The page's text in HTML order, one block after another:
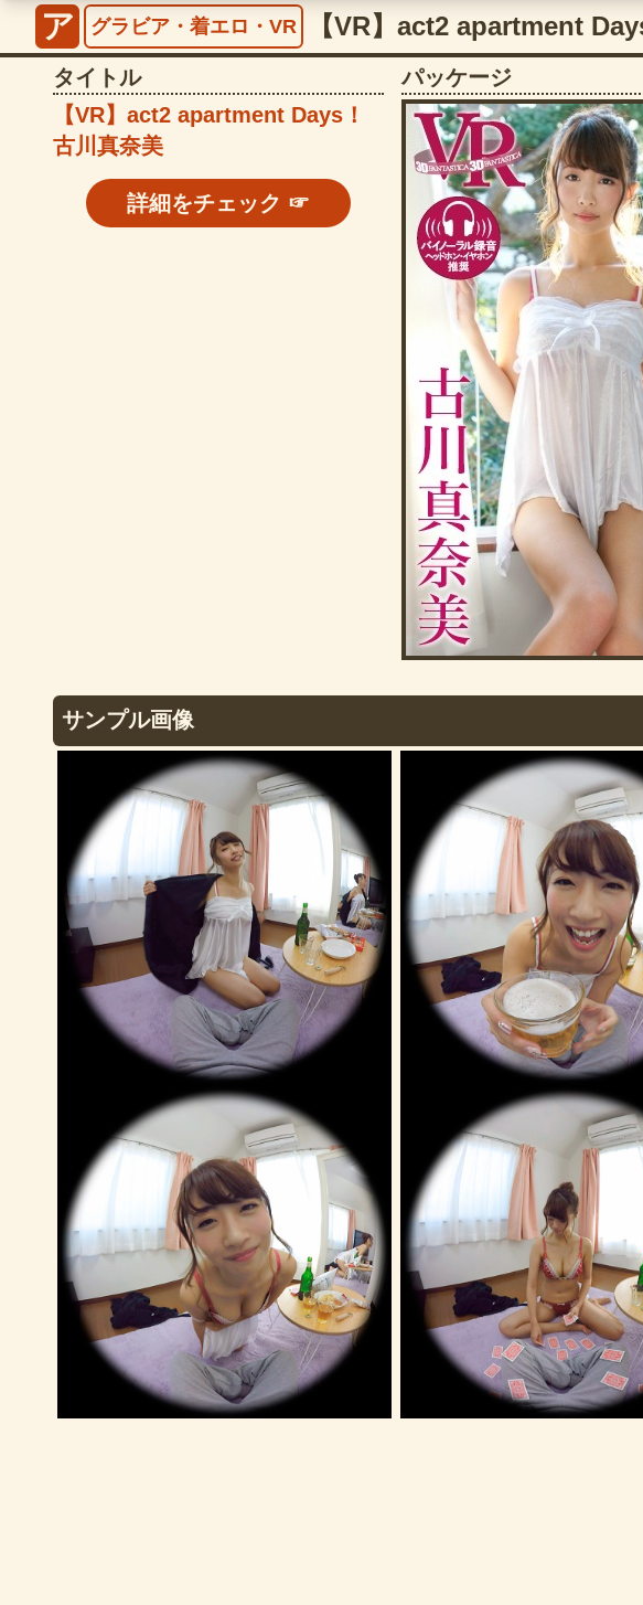
ア グラビア・着エロ・VR
パッケージ
タイトル
【VR】act2 apartment Days！
古川真奈美
詳細をチェック ☞
サンプル画像